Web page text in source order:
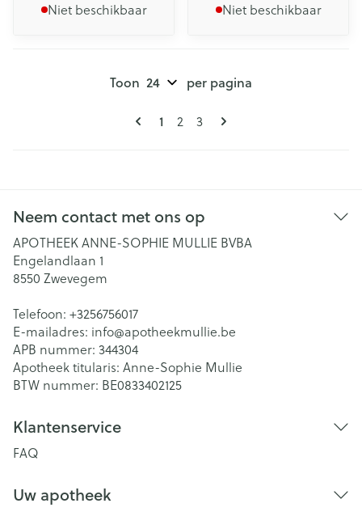
Niet beschikbaar Niet beschikbaar
Pagina's
U lees momenteel pagina
1 Pagina
2 Pagina
3
Toon per pagina
Neem contact met ons op
APOTHEEK ANNE-SOPHIE MULLIE BVBA
Engelandlaan 1
8550 Zwevegem
Telefoon: +3256756017
E-mailadres: info@apotheekmullie.be
APB nummer: 344304
Apotheek titularis: Anne-Sophie Mullie
BTW nummer: BE0833402125
Klantenservice
FAQ
Uw apotheek